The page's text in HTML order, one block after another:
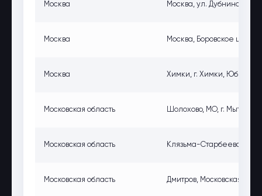
Москва Москва, ул. Дубнинская,
Москва Москва, Боровское шоссе,
Москва Химки, г. Химки,
Московская область Шолохово, МО, г. Мытищи,
Московская область Клязьма-Старбеево, МО,
Московская область Дмитров, Московская